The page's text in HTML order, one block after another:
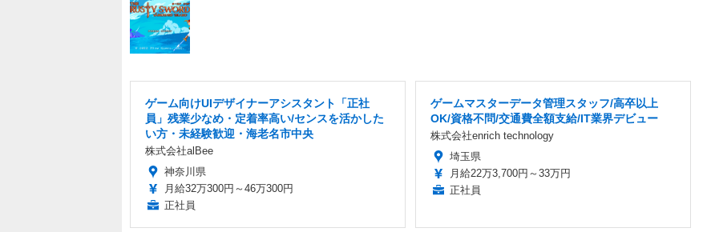
ゲーム向けUIデザイナーアシスタント「正社
員」残業少なめ・定着率高い/センスを活かした
い方・未経験歓迎・海老名市中央
株式会社alBee
神奈川県
月給32万300円～46万300円
正社員
ゲームマスターデータ管理スタッフ/高卒以上
OK/資格不問/交通費全額支給/IT業界デビュー
株式会社enrich technology
埼玉県
月給22万3,700円～33万円
正社員